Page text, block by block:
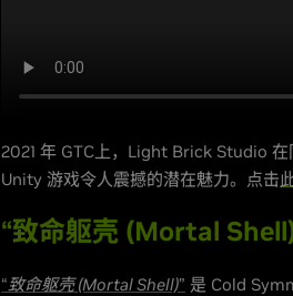
2021 年 GTC上，Light Brick Studio
Unity 游戏令人震撼的潜在魅力。点击
“致命躯壳 (Mortal
“致命躯壳 (Mortal Shell)” 是 Cold